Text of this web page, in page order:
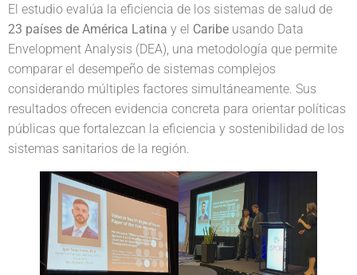
El estudio evalúa la eficiencia de los sistemas de salud de
23 países de América Latina y el Caribe usando Data
Envelopment Analysis (DEA), una metodología que permite
comparar el desempeño de sistemas complejos
considerando múltiples factores simultáneamente. Sus
resultados ofrecen evidencia concreta para orientar políticas
públicas que fortalezcan la eficiencia y sostenibilidad de los
sistemas sanitarios de la región.